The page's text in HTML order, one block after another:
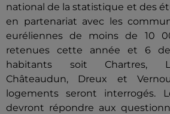
national de la statistique et des
en partenariat avec les
euréliennes de moins de 10
retenues cette année et 6
habitants soit Chartres,
Châteaudun, Dreux et
logements seront interrogés.
devront répondre aux